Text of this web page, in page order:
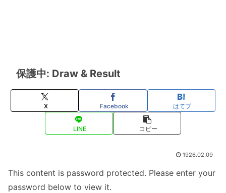
保護中: Draw & Result
X Facebook はてブ
LINE コピー
1926.02.09
This content is password protected. Please enter your
password below to view it.